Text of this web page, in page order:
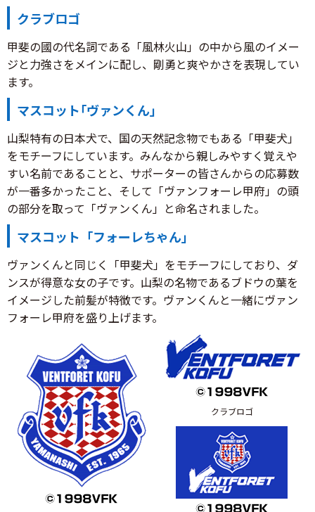
クラブロゴ
甲斐の國の代名詞である「風林火山」の中から風のイメー
ジと力強さをメインに配し、剛勇と爽やかさを表現してい
ます。
マスコット｢ヴァンくん｣
山梨特有の日本犬で、国の天然記念物でもある「甲斐犬」
をモチーフにしています。みんなから親しみやすく覚えや
すい名前であることと、サポーターの皆さんからの応募数
が一番多かったこと、そして「ヴァンフォーレ甲府」の頭
の部分を取って「ヴァンくん」と命名されました。
マスコット「フォーレちゃん」
ヴァンくんと同じく「甲斐犬」をモチーフにしており、ダ
ンスが得意な女の子です。山梨の名物であるブドウの葉を
イメージした前髪が特徴です。ヴァンくんと一緒にヴァン
フォーレ甲府を盛り上げます。
クラブロゴ